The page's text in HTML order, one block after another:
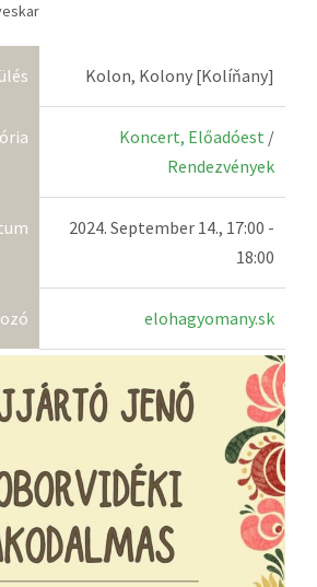
Kolon, Kolony [Kolíňany]
Koncert, Előadóest /
Rendezvények
2024. September 14., 17:00 -
18:00
elohagyomany.sk